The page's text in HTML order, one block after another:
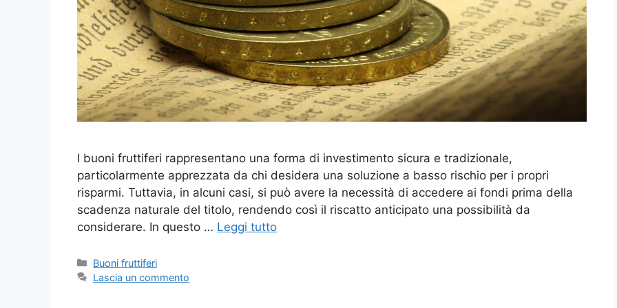
I buoni fruttiferi rappresentano una forma di investimento sicura e tradizionale,
particolarmente apprezzata da chi desidera una soluzione a basso rischio per i propri
risparmi. Tuttavia, in alcuni casi, si può avere la necessità di accedere ai fondi prima della
scadenza naturale del titolo, rendendo così il riscatto anticipato una possibilità da
considerare. In questo … Leggi tutto
Categorie
Buoni fruttiferi
Lascia un commento